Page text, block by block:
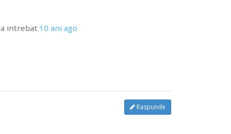
a intrebat 10 ani ago
Raspunde